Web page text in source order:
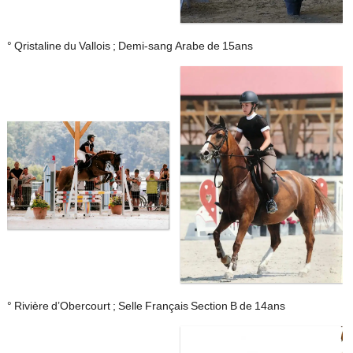
° Qristaline du Vallois ; Demi-sang Arabe de 15ans
° Rivière d’Obercourt ; Selle Français Section B de 14ans